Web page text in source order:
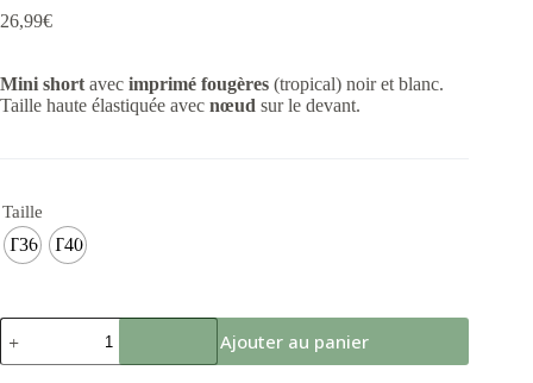
26,99€
Mini short avec imprimé fougères (tropical) noir et blanc.
Taille haute élastiquée avec nœud sur le devant.
Taille
T36 T40
Ajouter au panier